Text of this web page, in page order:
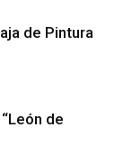
de Pintura
de